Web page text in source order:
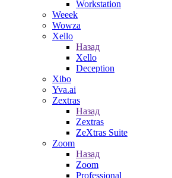
Workstation
Weeek
Wowza
Xello
Назад
Xello
Deception
Xibo
Yva.ai
Zextras
Назад
Zextras
ZeXtras Suite
Zoom
Назад
Zoom
Professional